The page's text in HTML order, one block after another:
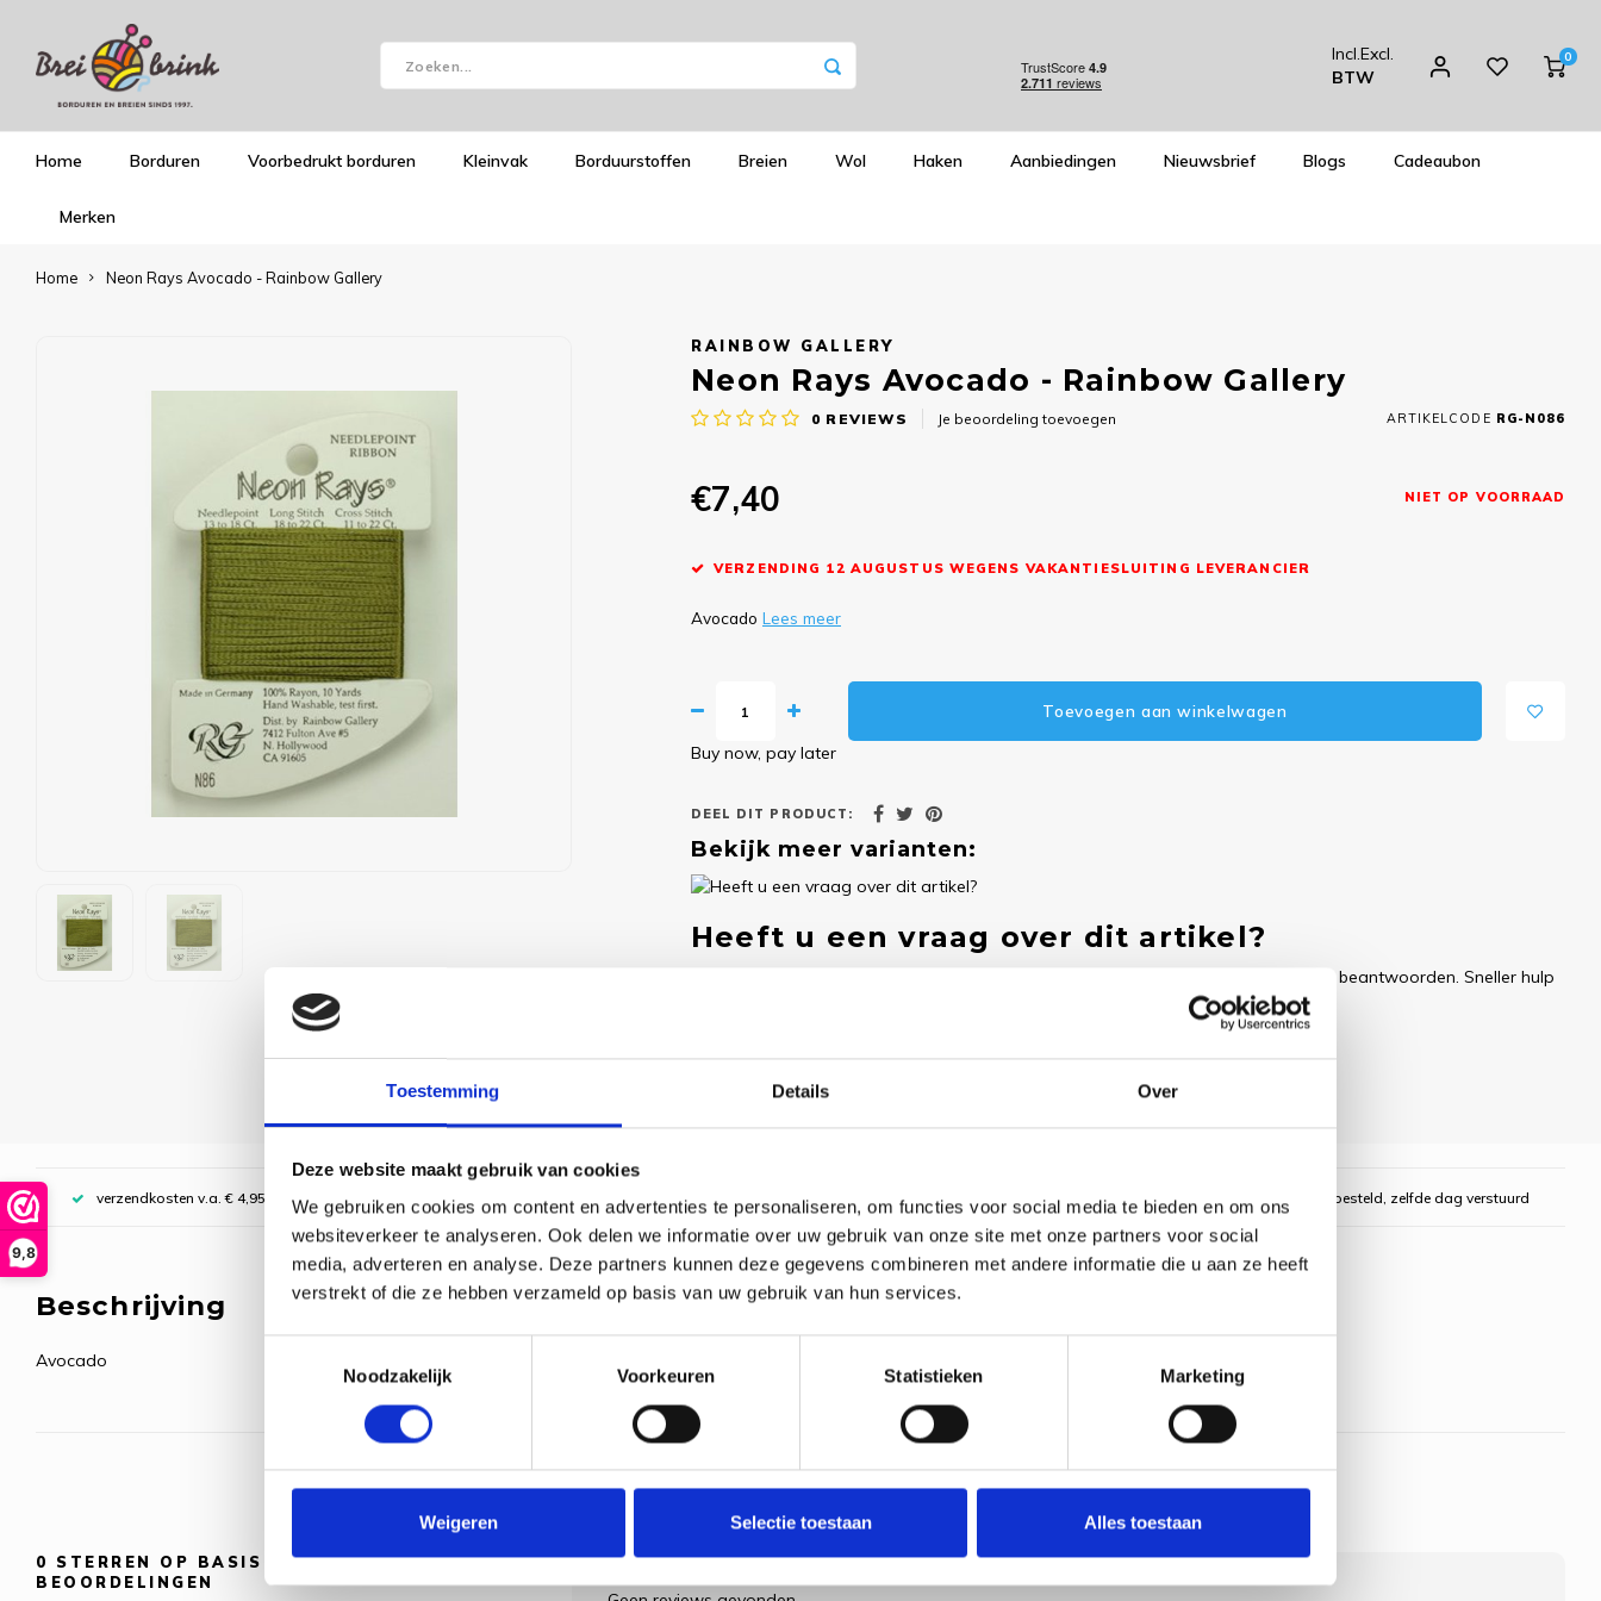
Toestemming Details Over
Deze website maakt gebruik van cookies
We gebruiken cookies om content en advertenties te personaliseren, om functies voor social media te bieden en om ons
websiteverkeer te analyseren. Ook delen we informatie over uw gebruik van onze site met onze partners voor social
media, adverteren en analyse. Deze partners kunnen deze gegevens combineren met andere informatie die u aan ze heeft
verstrekt of die ze hebben verzameld op basis van uw gebruik van hun services.
Noodzakelijk
Voorkeuren Statistieken Marketing
Weigeren Selectie toestaan Alles toestaan
9,8
Incl.Excl.
BTW
0
Home Borduren Voorbedrukt borduren Kleinvak Borduurstoffen Breien Wol Haken Aanbiedingen Nieuwsbrief Blogs Cadeaubon
Merken
Home Neon Rays Avocado - Rainbow Gallery
RAINBOW GALLERY
Neon Rays Avocado - Rainbow Gallery
0 REVIEWS Je beoordeling toevoegen ARTIKELCODE RG-N086
€7,40 NIET OP VOORRAAD
VERZENDING 12 AUGUSTUS WEGENS VAKANTIESLUITING LEVERANCIER
Avocado Lees meer
Toevoegen aan winkelwagen
Buy now, pay later
DEEL DIT PRODUCT:
Bekijk meer varianten:
Heeft u een vraag over dit artikel?
Onze medewerker helpt u met plezier! We proberen uw e-mail zo snel mogelijk te beantwoorden. Sneller hulp
Stuur een e-mail
verzendkosten v.a. € 4,95, boven € 70,00 gratis (NL) Goedgekeurd door Webwinkelkeur betaling achteraf mogelijk Voor 16:00 uur besteld, zelfde dag verstuurd
Beschrijving
Avocado
0 STERREN OP BASIS VAN0
BEOORDELINGEN